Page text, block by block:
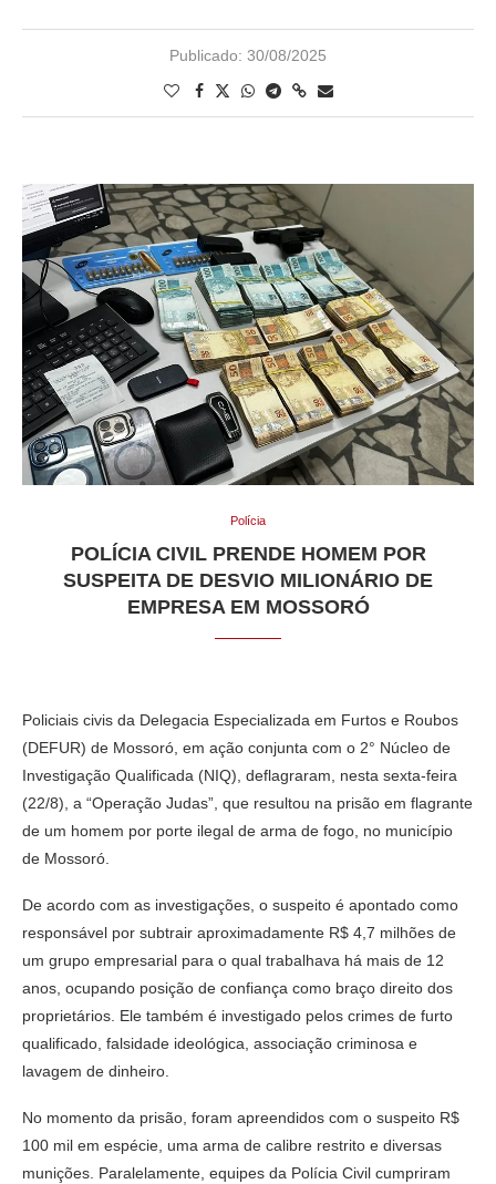
Publicado: 30/08/2025
Polícia
POLÍCIA CIVIL PRENDE HOMEM POR
SUSPEITA DE DESVIO MILIONÁRIO DE
EMPRESA EM MOSSORÓ
Policiais civis da Delegacia Especializada em Furtos e Roubos
(DEFUR) de Mossoró, em ação conjunta com o 2° Núcleo de
Investigação Qualificada (NIQ), deflagraram, nesta sexta-feira
(22/8), a “Operação Judas”, que resultou na prisão em flagrante
de um homem por porte ilegal de arma de fogo, no município
de Mossoró.
De acordo com as investigações, o suspeito é apontado como
responsável por subtrair aproximadamente R$ 4,7 milhões de
um grupo empresarial para o qual trabalhava há mais de 12
anos, ocupando posição de confiança como braço direito dos
proprietários. Ele também é investigado pelos crimes de furto
qualificado, falsidade ideológica, associação criminosa e
lavagem de dinheiro.
No momento da prisão, foram apreendidos com o suspeito R$
100 mil em espécie, uma arma de calibre restrito e diversas
munições. Paralelamente, equipes da Polícia Civil cumpriram